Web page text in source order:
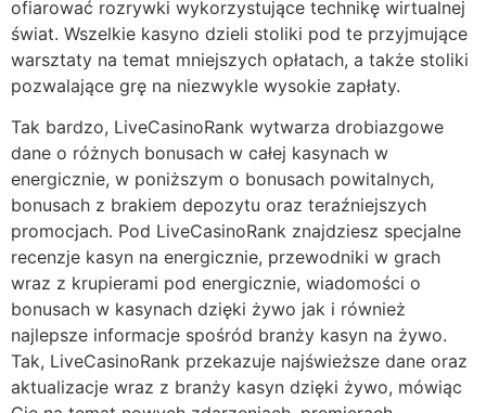
ofiarować rozrywki wykorzystujące technikę wirtualnej
świat. Wszelkie kasyno dzieli stoliki pod te przyjmujące
warsztaty na temat mniejszych opłatach, a także stoliki
pozwalające grę na niezwykle wysokie zapłaty.
Tak bardzo, LiveCasinoRank wytwarza drobiazgowe
dane o różnych bonusach w całej kasynach w
energicznie, w poniższym o bonusach powitalnych,
bonusach z brakiem depozytu oraz teraźniejszych
promocjach. Pod LiveCasinoRank znajdziesz specjalne
recenzje kasyn na energicznie, przewodniki w grach
wraz z krupierami pod energicznie, wiadomości o
bonusach w kasynach dzięki żywo jak i również
najlepsze informacje spośród branży kasyn na żywo.
Tak, LiveCasinoRank przekazuje najświeższe dane oraz
aktualizacje wraz z branży kasyn dzięki żywo, mówiąc